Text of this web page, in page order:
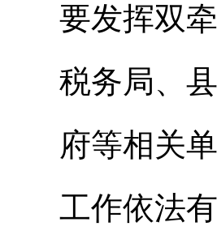
要发挥双
税务局、
府等相关
工作依法